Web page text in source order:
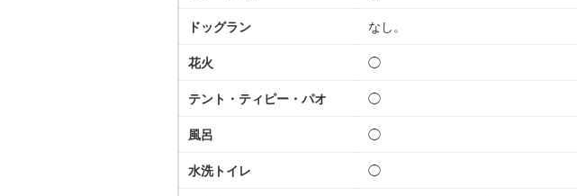
ドッグラン なし。
花火 ◯
テント・ティピー・パオ ◯
風呂 ◯
水洗トイレ ◯